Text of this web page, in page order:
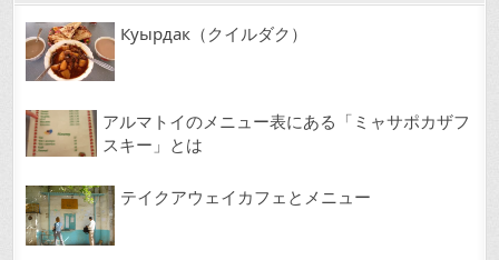
Куырдак（クイルダク）
アルマトイのメニュー表にある「ミャサポカザフ
スキー」とは
テイクアウェイカフェとメニュー